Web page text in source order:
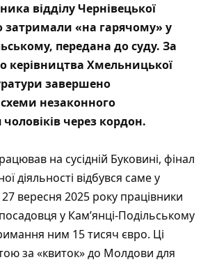
відділу Чернівецької
затримали «на гарячому» у
передана до суду. За
керівництва Хмельницької
завершено
незаконного
через кордон.
на сусідній Буковині, фінал
діяльності відбувся саме у
вересня 2025 року працівники
у Кам’янці-Подільському
ним 15 тисяч євро. Ці
за «квиток» до Молдови для